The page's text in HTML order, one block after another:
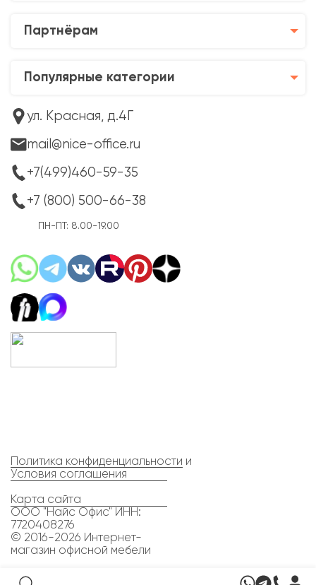
Партнёрам
Популярные категории
ул. Красная, д.4Г
mail@nice-office.ru
+7(499)460-59-35
+7 (800) 500-66-38
ПН-ПТ: 8.00-19.00
Политика конфиденциальности и
Условия соглашения
Карта сайта
ООО "Найс Офис" ИНН:
7720408276
© 2016-2026 Интернет-
магазин офисной мебели